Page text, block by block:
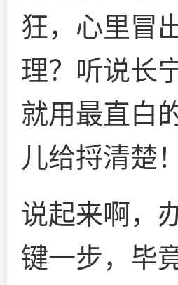
狂，心里冒
理？听说长
就用最直白
儿给捋清楚！
说起来啊，
键一步，毕